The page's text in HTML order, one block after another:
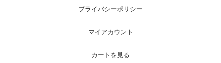
プライバシーポリシー
マイアカウント
カートを見る